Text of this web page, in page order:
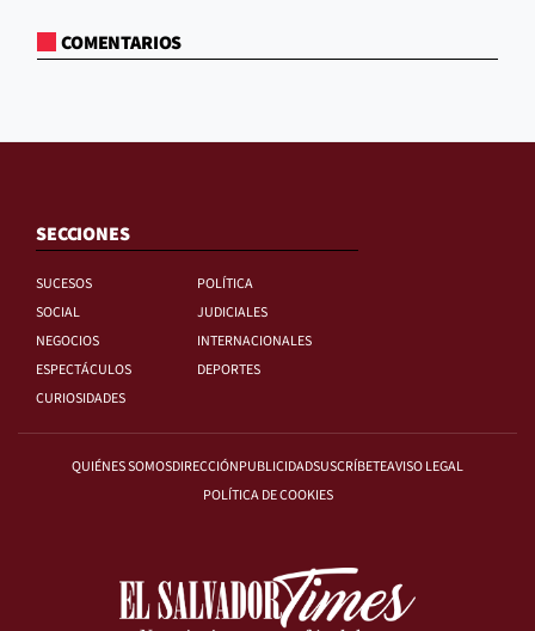
COMENTARIOS
SECCIONES
SUCESOS
POLÍTICA
SOCIAL
JUDICIALES
NEGOCIOS
INTERNACIONALES
ESPECTÁCULOS
DEPORTES
CURIOSIDADES
QUIÉNES SOMOSDIRECCIÓNPUBLICIDADSUSCRÍBETEAVISO LEGAL
POLÍTICA DE COOKIES